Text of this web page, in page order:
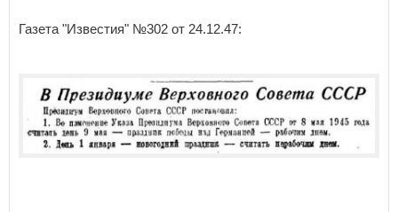
Газета "Известия" №302 от 24.12.47: